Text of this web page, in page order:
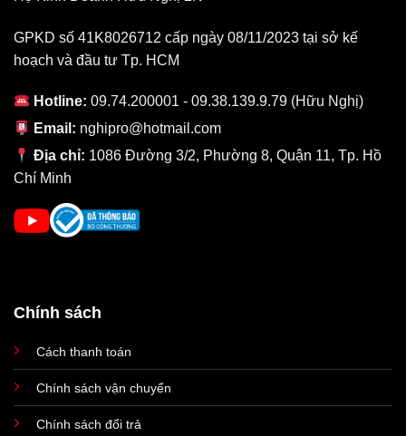
vượt trội với iPhone 14 Pro
số kỹ
thuật
iPhone 15 Pro
146.6 x 70.6 x 8.25 mm 147.5 x 71.5 x 7.9 mm
GPKD số 41K8026712 cấp ngày 08/11/2023 tại sở kế
hoạch và đầu tư Tp. HCM
Hotline: 09.74.200001 - 09.38.139.9.79 (Hữu Nghị)
Email: nghipro@hotmail.com
Địa chỉ: 1086 Đường 3/2, Phường 8, Quận 11, Tp. Hồ
Chí Minh
Chính sách
Cách thanh toán
Chính sách vận chuyển
Chính sách đổi trả